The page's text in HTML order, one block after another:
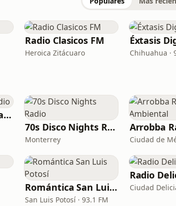
Radio Clasicos FM
Heroica Zitácuaro
Éxtasis
Oldies Internet Radio
70s Disco Nights Radio
Monterrey Ciudad de
Romántica San Luis Potosí
San Luis Potosí · 93.1 FM
Radio
Ciudad